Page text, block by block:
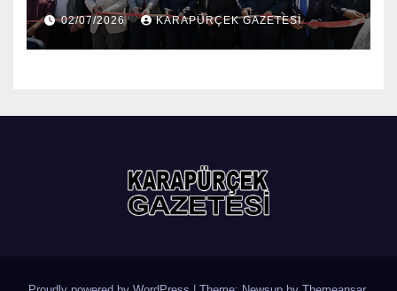
02/07/2026 KARAPÜRÇEK GAZETESİ